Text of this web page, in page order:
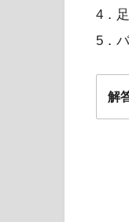
4．
5．
解